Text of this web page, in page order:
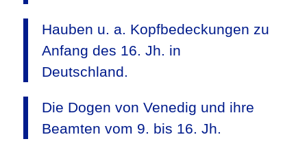
Hauben u. a. Kopfbedeckungen zu
Anfang des 16. Jh. in
Deutschland.
Die Dogen von Venedig und ihre
Beamten vom 9. bis 16. Jh.